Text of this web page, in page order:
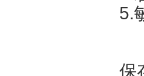
5.
保